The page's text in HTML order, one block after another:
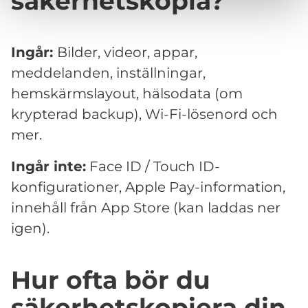
Ingår: Bilder, videor, appar,
meddelanden, inställningar,
hemskärmslayout, hälsodata (om
krypterad backup), Wi-Fi-lösenord och
mer.
Ingår inte: Face ID / Touch ID-
konfigurationer, Apple Pay-information,
innehåll från App Store (kan laddas ner
igen).
Hur ofta bör du